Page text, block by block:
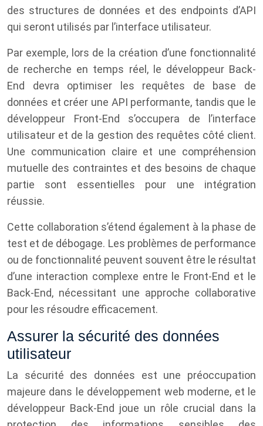
des structures de données et des endpoints d’API
qui seront utilisés par l’interface utilisateur.
Par exemple, lors de la création d’une fonctionnalité
de recherche en temps réel, le développeur Back-
End devra optimiser les requêtes de base de
données et créer une API performante, tandis que le
développeur Front-End s’occupera de l’interface
utilisateur et de la gestion des requêtes côté client.
Une communication claire et une compréhension
mutuelle des contraintes et des besoins de chaque
partie sont essentielles pour une intégration
réussie.
Cette collaboration s’étend également à la phase de
test et de débogage. Les problèmes de performance
ou de fonctionnalité peuvent souvent être le résultat
d’une interaction complexe entre le Front-End et le
Back-End, nécessitant une approche collaborative
pour les résoudre efficacement.
Assurer la sécurité des données
utilisateur
La sécurité des données est une préoccupation
majeure dans le développement web moderne, et le
développeur Back-End joue un rôle crucial dans la